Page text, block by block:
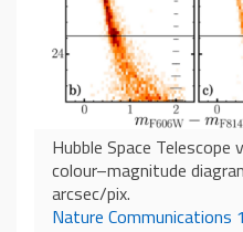
Hubble Space
colour–magnitude
arcsec/pix.
Nature Communications